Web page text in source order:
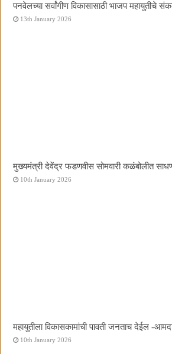
पनवेलच्या सर्वांगीण विकासासाठी भाजप महायुतीचे
13th January 2026
मुख्यमंत्री देवेंद्र फडणवीस सोमवारी कळंबोलीत
10th January 2026
महायुतीला विकासकामांची पावती जनताच देईल -
10th January 2026